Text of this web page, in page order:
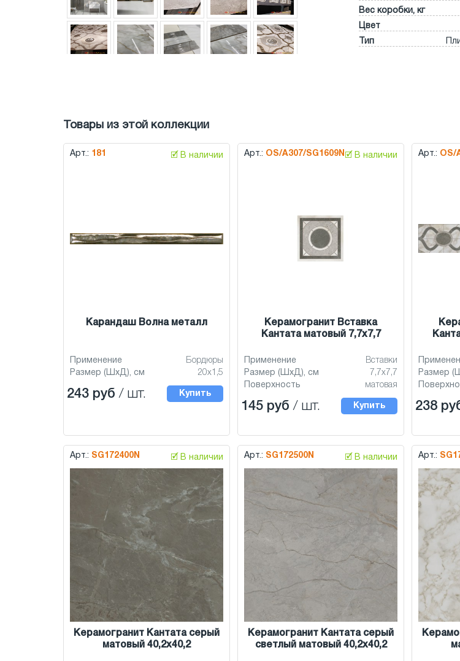
Вес коробки, кг
Цвет
Тип
Товары из этой коллекции
Арт.: 181 🗹 В наличии
Карандаш Волна металл
Применение
Бордюры
Размер (ШхД), см
20x1,5
243 руб / шт. Купить
Арт.: OS/A307/SG1609N 🗹 В наличии
Керамогранит Вставка
Кантата матовый 7,7x7,7
Применение
Вставки
Размер (ШхД), см
7,7x7,7
Поверхность
матовая
145 руб / шт. Купить
Арт.: OS/
Размер
238
Арт.: SG172400N 🗹 В наличии
Керамогранит Кантата серый
матовый 40,2x40,2
Арт.: SG172500N 🗹 В наличии
Керамогранит Кантата серый
светлый матовый 40,2x40,2
Арт.: